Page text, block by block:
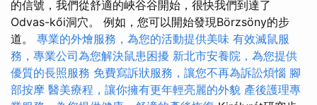
的信號，我們從舒適的峽谷谷開始，很快我們到達了
Odvas-kői洞穴。 例如，您可以開始發現Börzsöny的步
道。 專業的外燴服務，為您的活動提供美味 有效滅鼠服
務，專業公司為您解決鼠患困擾 新北市安養院，為您提供
優質的長照服務 免費寫訴狀服務，讓您不再為訴訟煩惱 腳
部按摩 醫美療程，讓你擁有更年輕亮麗的外貌 產後護理專